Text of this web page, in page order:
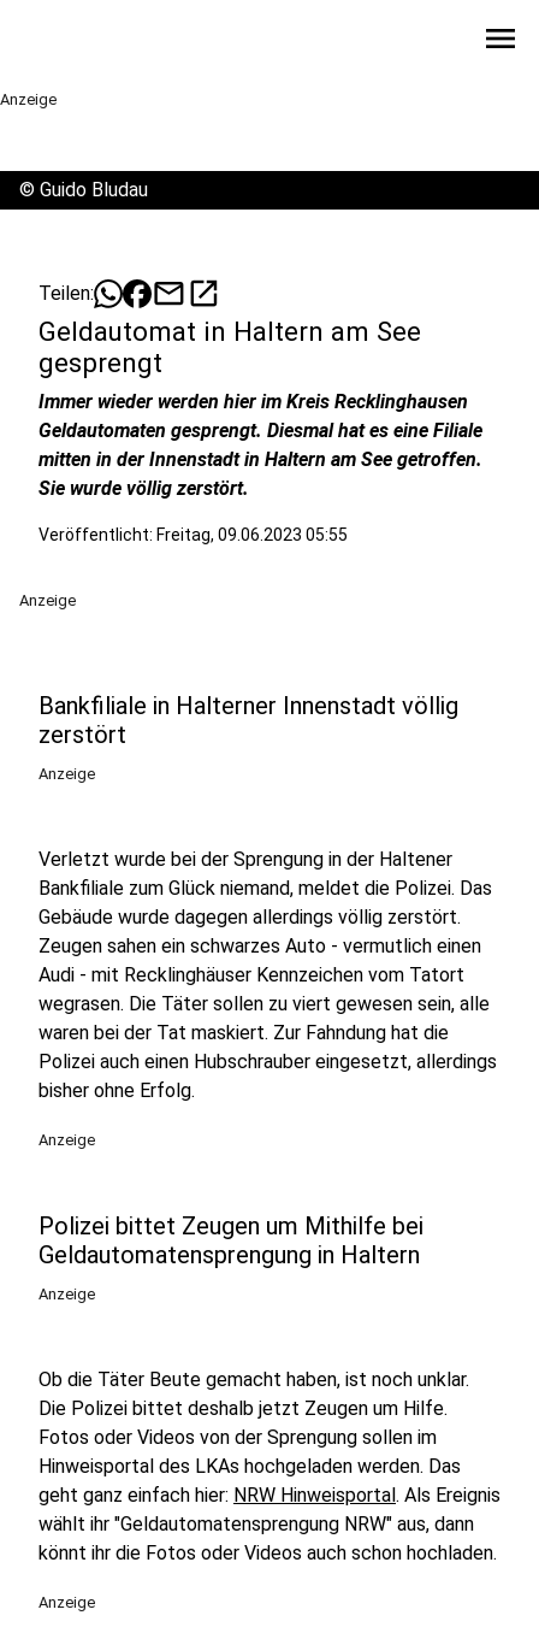
menu
Anzeige
© Guido Bludau
Teilen: mailopen_in_new
Geldautomat in Haltern am See
gesprengt
Immer wieder werden hier im Kreis Recklinghausen
Geldautomaten gesprengt. Diesmal hat es eine Filiale
mitten in der Innenstadt in Haltern am See getroffen.
Sie wurde völlig zerstört.
Veröffentlicht: Freitag, 09.06.2023 05:55
Anzeige
Bankfiliale in Halterner Innenstadt völlig
zerstört
Anzeige
Verletzt wurde bei der Sprengung in der Haltener
Bankfiliale zum Glück niemand, meldet die Polizei. Das
Gebäude wurde dagegen allerdings völlig zerstört.
Zeugen sahen ein schwarzes Auto - vermutlich einen
Audi - mit Recklinghäuser Kennzeichen vom Tatort
wegrasen. Die Täter sollen zu viert gewesen sein, alle
waren bei der Tat maskiert. Zur Fahndung hat die
Polizei auch einen Hubschrauber eingesetzt, allerdings
bisher ohne Erfolg.
Anzeige
Polizei bittet Zeugen um Mithilfe bei
Geldautomatensprengung in Haltern
Anzeige
Ob die Täter Beute gemacht haben, ist noch unklar.
Die Polizei bittet deshalb jetzt Zeugen um Hilfe.
Fotos oder Videos von der Sprengung sollen im
Hinweisportal des LKAs hochgeladen werden. Das
geht ganz einfach hier: NRW Hinweisportal. Als Ereignis
wählt ihr "Geldautomatensprengung NRW" aus, dann
könnt ihr die Fotos oder Videos auch schon hochladen.
Anzeige